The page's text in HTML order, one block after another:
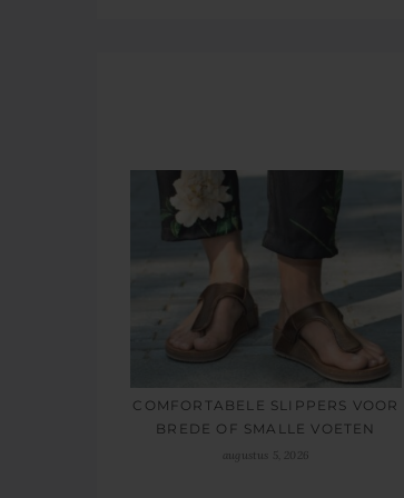
COMFORTABELE SLIPPERS VOOR
BREDE OF SMALLE VOETEN
augustus 5, 2026